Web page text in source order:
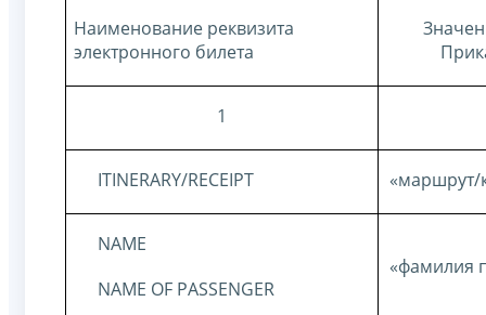
Наименование реквизита
электронного билета
1
ITINERARY/RECEIPT «маршрут/
NAME
NAME OF PASSENGER
«фамилия